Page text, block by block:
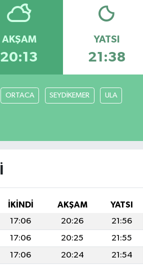
AKŞAM
20:13
YATSI
21:38
ORTACA SEYDİKEMER ULA
İKINDI AKŞAM
YATSI
17:06 20:26
21:56
17:06 20:25
21:55
17:06 20:24
21:54